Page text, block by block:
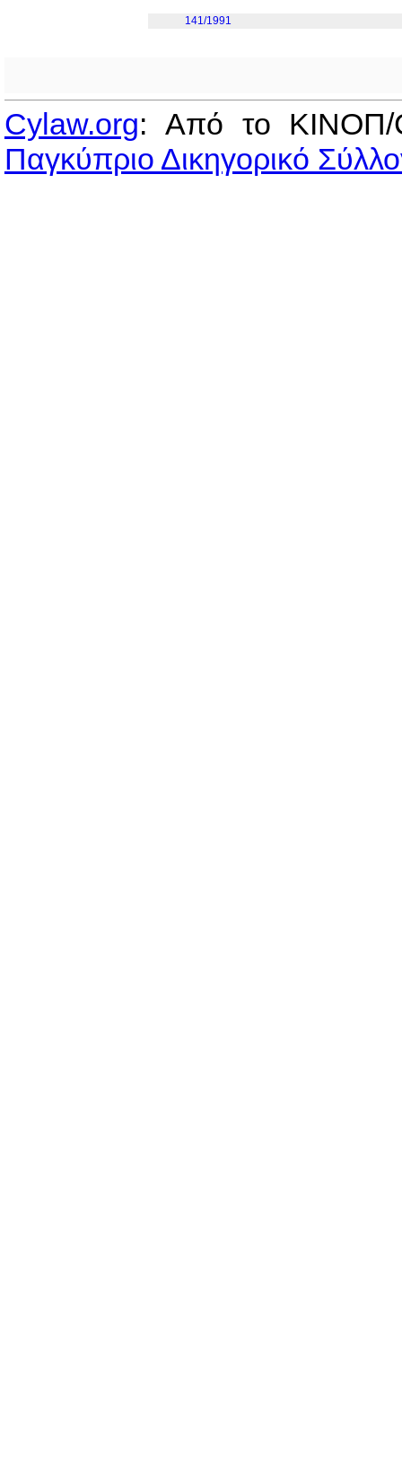
141/1991
Cylaw.org: Από το
Παγκύπριο Δικηγορικό